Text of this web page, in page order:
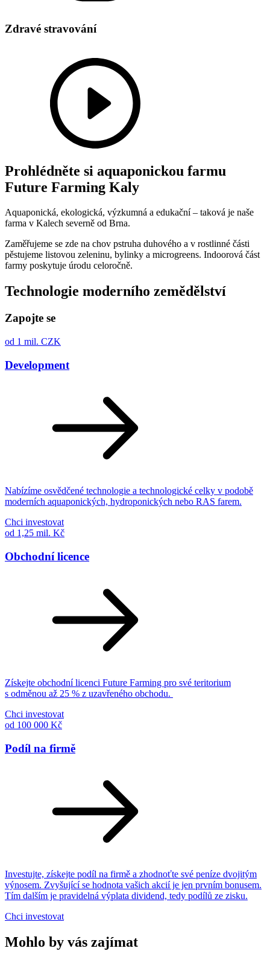
Zdravé stravování
Prohlédněte si aquaponickou farmu
Future Farming Kaly
Aquaponická, ekologická, výzkumná a edukační – taková je naše
farma v Kalech severně od Brna.
Zaměřujeme se zde na chov pstruha duhového a v rostlinné části
pěstujeme listovou zeleninu, bylinky a microgreens. Indoorová část
farmy poskytuje úrodu celoročně.
Technologie moderního zemědělství
Zapojte se
od 1 mil. CZK
Development
Nabízíme osvědčené technologie a technologické celky v podobě
moderních aquaponických, hydroponických nebo RAS farem.
Chci investovat
od 1,25 mil. Kč
Obchodní licence
Získejte obchodní licenci Future Farming pro své teritorium
s odměnou až 25 % z uzavřeného obchodu.
Chci investovat
od 100 000 Kč
Podíl na firmě
Investujte, získejte podíl na firmě a zhodnoťte své peníze dvojitým
výnosem. Zvyšující se hodnota vašich akcií je jen prvním bonusem.
Tím dalším je pravidelná výplata dividend, tedy podílů ze zisku.
Chci investovat
Mohlo by vás zajímat